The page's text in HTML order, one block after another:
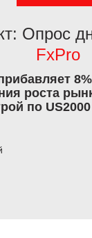
Опрос
FxPro
роста
по